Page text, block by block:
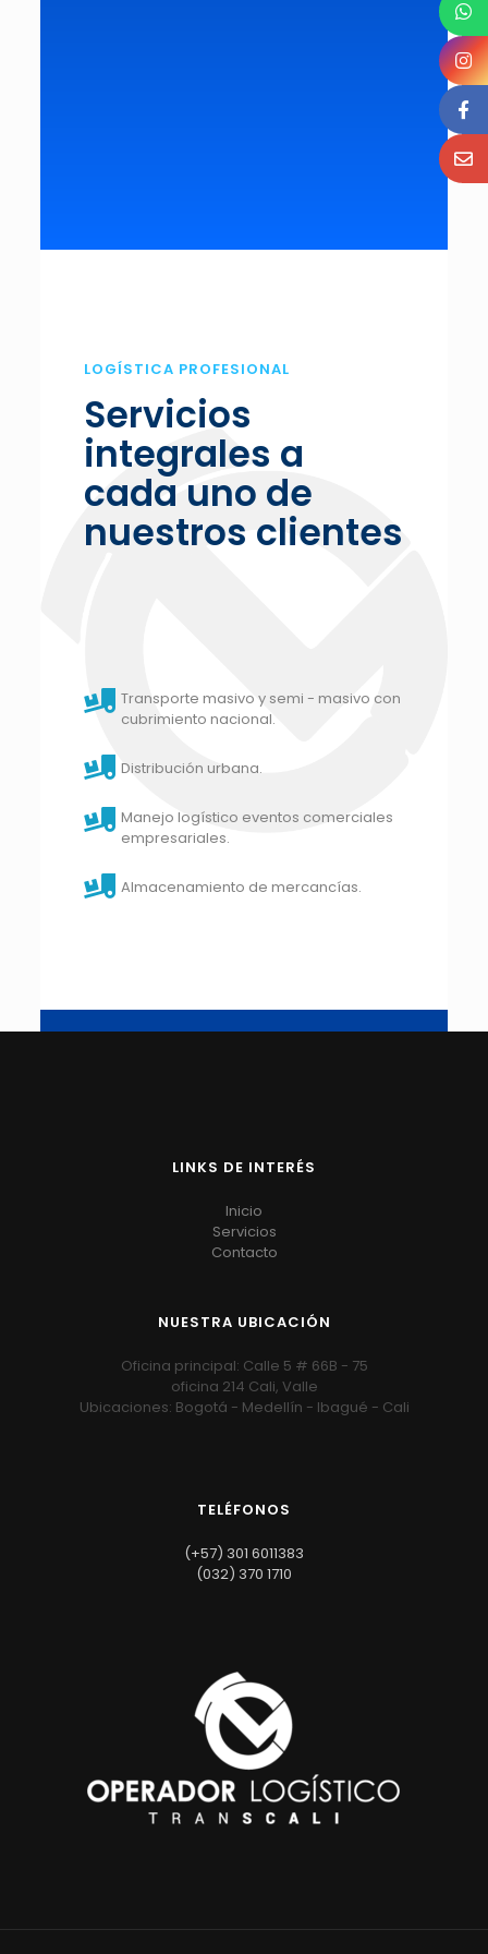
LOGÍSTICA PROFESIONAL
Servicios
integrales a
cada uno de
nuestros clientes
Transporte masivo y semi - masivo con
cubrimiento nacional.
Distribución urbana.
Manejo logístico eventos comerciales
empresariales.
Almacenamiento de mercancías.
LINKS DE INTERÉS
Inicio
Servicios
Contacto
NUESTRA UBICACIÓN
Oficina principal: Calle 5 # 66B - 75
oficina 214 Cali, Valle
Ubicaciones: Bogotá - Medellín - Ibagué - Cali
TELÉFONOS
(+57) 301 6011383
(032) 370 1710